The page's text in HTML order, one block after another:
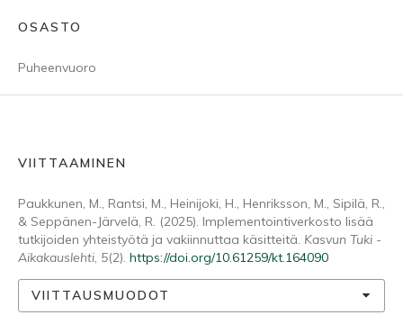
OSASTO
Puheenvuoro
VIITTAAMINEN
Paukkunen, M., Rantsi, M., Heinijoki, H., Henriksson, M., Sipilä, R.,
& Seppänen-Järvelä, R. (2025). Implementointiverkosto lisää
tutkijoiden yhteistyötä ja vakiinnuttaa käsitteitä. Kasvun Tuki -
Aikakauslehti, 5(2). https://doi.org/10.61259/kt.164090
VIITTAUSMUODOT